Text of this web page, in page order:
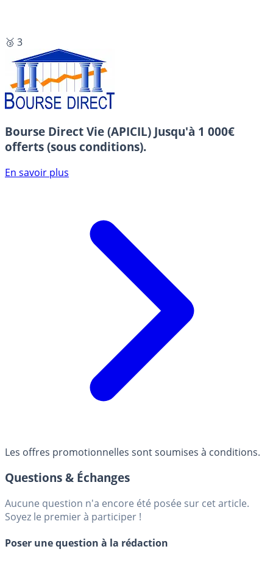
🥉 3
Bourse Direct Vie (APICIL) Jusqu'à 1 000€
offerts (sous conditions).
En savoir plus
Les offres promotionnelles sont soumises à conditions.
Questions & Échanges
Aucune question n'a encore été posée sur cet article.
Soyez le premier à participer !
Poser une question à la rédaction